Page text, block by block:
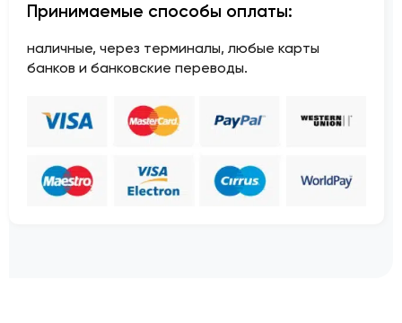
Принимаемые способы оплаты:
наличные, через терминалы, любые карты
банков и банковские переводы.